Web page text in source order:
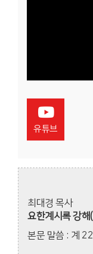
유튜브
최대경 목사
요한계시록 강
본문 말씀 : 계